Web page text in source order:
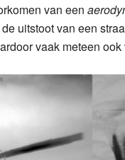
van een
uitstoot van een
vaak meteen ook